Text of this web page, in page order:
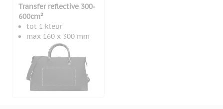
Transfer reflective 300-
600cm²
tot 1 kleur
max 160 x 300 mm